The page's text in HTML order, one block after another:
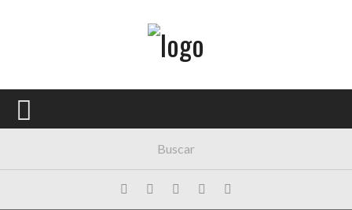
PORTADA
FESTIVALES